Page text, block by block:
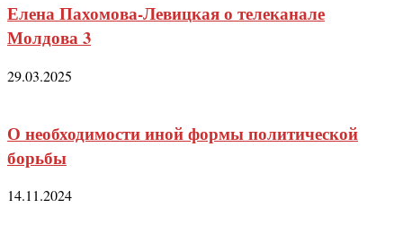
Елена Пахомова-Левицкая о телеканале
Молдова 3
29.03.2025
О необходимости иной формы политической
борьбы
14.11.2024